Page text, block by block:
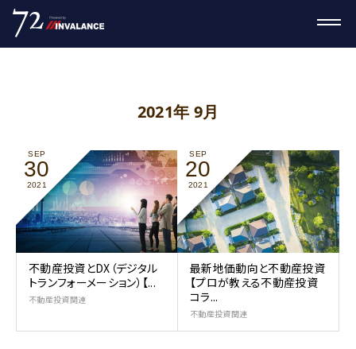
2021年 9月
SEP
30
2021
不動産投資とDX（デジタル
トランフォーメーション）【...
不動産投資関連
SEP
20
2021
最新地価動向と不動産投資
【プロが教える不動産投資
コラ...
不動産投資関連